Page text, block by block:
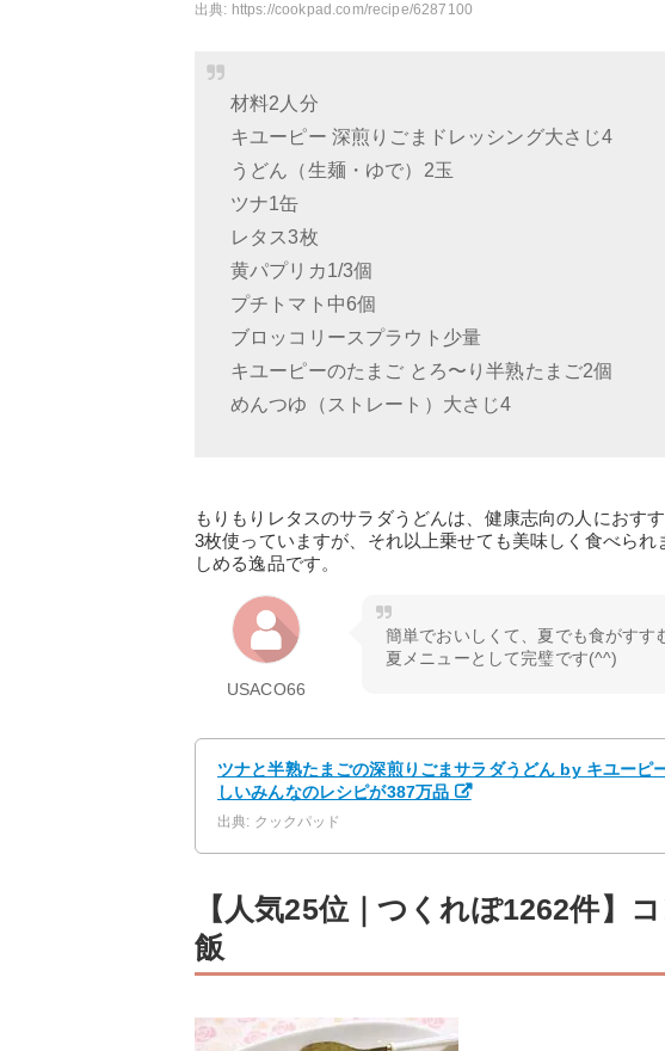
出典: https://cookpad.com/recipe/6287100
材料2人分
キユーピー 深煎りごまドレッシング大さじ4
うどん（生麺・ゆで）2玉
ツナ1缶
レタス3枚
黄パプリカ1/3個
プチトマト中6個
ブロッコリースプラウト少量
キユーピーのたまご とろ〜り半熟たまご2個
めんつゆ（ストレート）大さじ4
もりもりレタスのサラダうどんは、健康志向の人におす
3枚使っていますが、それ以上乗せても美味しく食べら
しめる逸品です。
USACO66
簡単でおいしくて、夏でも食がすす
夏メニューとして完璧です(^^)
ツナと半熟たまごの深煎りごまサラダうどん by キユーピ
しいみんなのレシピが387万品
出典: クックパッド
【人気25位｜つくれぽ1262件】
飯